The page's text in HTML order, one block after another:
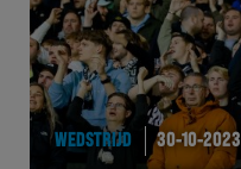
WEDSTRIJD 30-10-2023